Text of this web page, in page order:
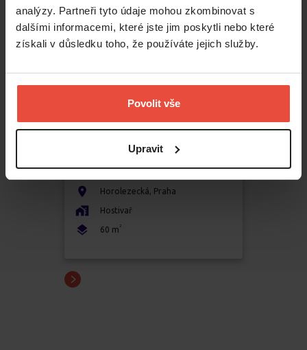
analýzy. Partneři tyto údaje mohou zkombinovat s
dalšími informacemi, které jste jim poskytli nebo které
získali v důsledku toho, že používáte jejich služby.
Povolit vše
Upravit
19 500 Kč
Horolezecká, Praha
Hostivař
60 m 2